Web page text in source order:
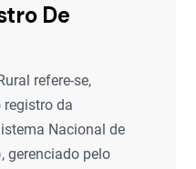
De
refere-se,
da
Nacional de
gerenciado pelo